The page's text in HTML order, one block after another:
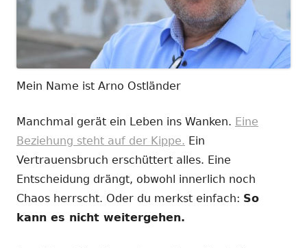
Mein Name ist Arno Ostländer
Manchmal gerät ein Leben ins Wanken. Eine
Beziehung steht auf der Kippe. Ein
Vertrauensbruch erschüttert alles. Eine
Entscheidung drängt, obwohl innerlich noch
Chaos herrscht. Oder du merkst einfach: So
kann es nicht weitergehen.